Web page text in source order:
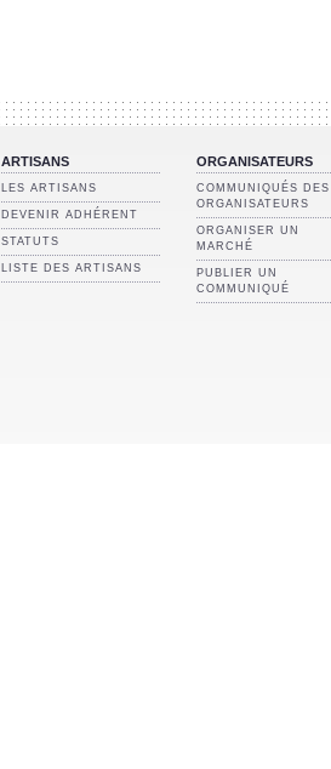
ARTISANS
LES ARTISANS
DEVENIR ADHÉRENT
STATUTS
LISTE DES ARTISANS
ORGANISATEURS
COMMUNIQUÉS DES
ORGANISATEURS
ORGANISER UN
MARCHÉ
PUBLIER UN
COMMUNIQUÉ